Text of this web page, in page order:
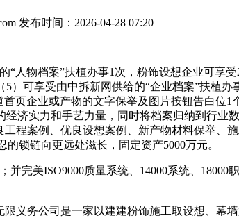
发布时间：2026-04-28 07:20
物档案”扶植办事1次，粉饰设想企业可享受
）可享受由中拆新网供给的“企业档案”扶植
页企业或产物的文字保举及图片按钮告白位
济实力和手艺力量，同时将档案归纳到行业
程案例、优良设想案例、新产物材料保举、
锁链向更远处滋长，固定资产5000万元。
美ISO9000质量系统、14000系统、18000
务公司是一家以建建粉饰施工取设想、幕